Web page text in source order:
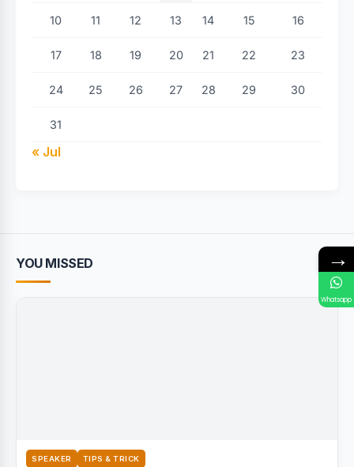
10 11 12 13 14 15 16
17 18 19 20 21 22 23
24 25 26 27 28 29 30
31
« Jul
YOU MISSED
SPEAKER TIPS & TRICK
→
Whatsapp